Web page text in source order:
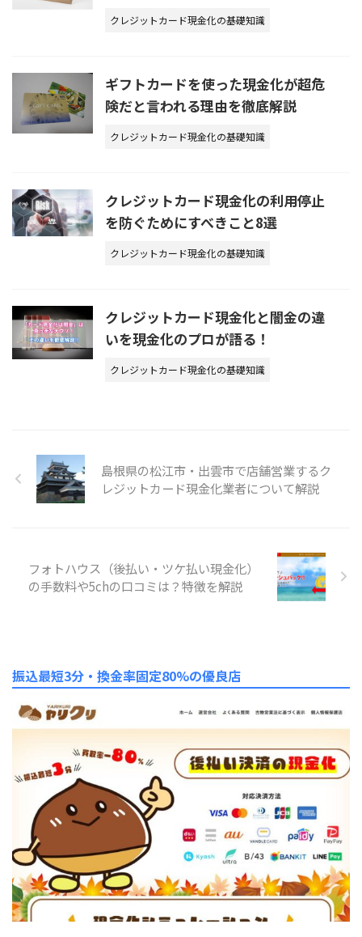
クレジットカード現金化の基礎知識
ギフトカードを使った現金化が超危
険だと言われる理由を徹底解説
クレジットカード現金化の基礎知識
クレジットカード現金化の利用停止
を防ぐためにすべきこと8選
クレジットカード現金化の基礎知識
クレジットカード現金化と闇金の違
いを現金化のプロが語る！
クレジットカード現金化の基礎知識
島根県の松江市・出雲市で店舗営業するク
レジットカード現金化業者について解説
フォトハウス（後払い・ツケ払い現金化）
の手数料や5chの口コミは？特徴を解説
振込最短3分・換金率固定80%の優良店